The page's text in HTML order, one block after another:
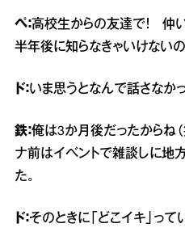
ペ：高校生からの友達で！ 仲
半年後に知らなきゃいけないの
ド：いま思うとなんで話さなか
鉄：俺は3か月後だったからね（
ナ前はイベントで雑談しに地
た。
ド：そのときに「どこイキ」って